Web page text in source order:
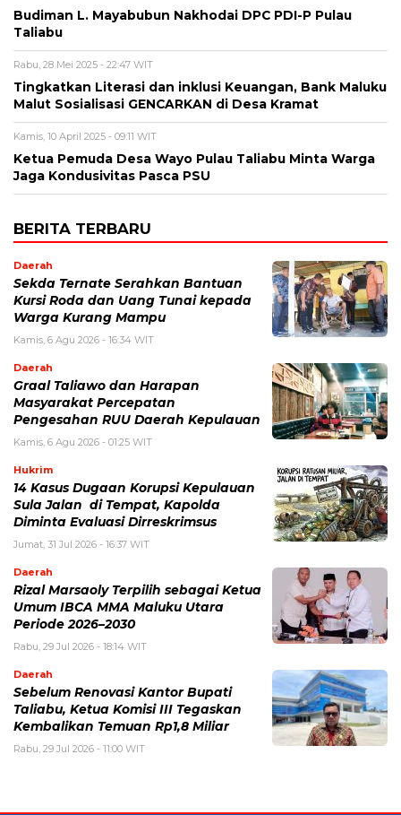
Budiman L. Mayabubun Nakhodai DPC PDI-P Pulau
Taliabu
Rabu, 28 Mei 2025 - 22:47 WIT
Tingkatkan Literasi dan inklusi Keuangan, Bank Maluku
Malut Sosialisasi GENCARKAN di Desa Kramat
Kamis, 10 April 2025 - 09:11 WIT
Ketua Pemuda Desa Wayo Pulau Taliabu Minta Warga
Jaga Kondusivitas Pasca PSU
BERITA TERBARU
Daerah
Sekda Ternate Serahkan Bantuan
Kursi Roda dan Uang Tunai kepada
Warga Kurang Mampu
Kamis, 6 Agu 2026 - 16:34 WIT
Daerah
Graal Taliawo dan Harapan
Masyarakat Percepatan
Pengesahan RUU Daerah Kepulauan
Kamis, 6 Agu 2026 - 01:25 WIT
Hukrim
14 Kasus Dugaan Korupsi Kepulauan
Sula Jalan di Tempat, Kapolda
Diminta Evaluasi Dirreskrimsus
Jumat, 31 Jul 2026 - 16:37 WIT
Daerah
Rizal Marsaoly Terpilih sebagai Ketua
Umum IBCA MMA Maluku Utara
Periode 2026–2030
Rabu, 29 Jul 2026 - 18:14 WIT
Daerah
Sebelum Renovasi Kantor Bupati
Taliabu, Ketua Komisi III Tegaskan
Kembalikan Temuan Rp1,8 Miliar
Rabu, 29 Jul 2026 - 11:00 WIT